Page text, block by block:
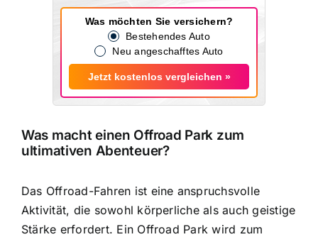
Was möchten Sie versichern?
Bestehendes Auto
Neu angeschafftes Auto
Jetzt kostenlos vergleichen »
Was macht einen Offroad Park zum
ultimativen Abenteuer?
Das Offroad-Fahren ist eine anspruchsvolle
Aktivität, die sowohl körperliche als auch geistige
Stärke erfordert. Ein Offroad Park wird zum